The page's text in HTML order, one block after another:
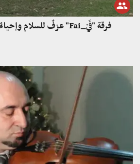
فرقة "فَيْ_Fai" عزفٌ للسلام وإحياءٌ للتراث السوري